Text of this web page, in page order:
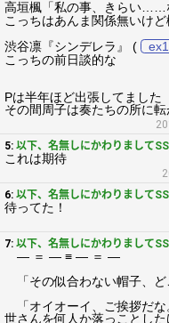
高垣楓「私の事、きらい……
こっちはあんま関係無いけ
渋谷凛『シンデレラ』 (
こっちの前日談的な
Pは半年ほど出張してました
その間周子は奏たちの所に
5: 以下、名無しにかわりまして
これは期待
6: 以下、名無しにかわりまして
待ってた！
7: 以下、名無しにかわりまして
― ＝ ― ≡ ― ＝ ―
「その似合わない帽子、ど
「オイオーイ、ご挨拶だな
世さんを何人か落っことした